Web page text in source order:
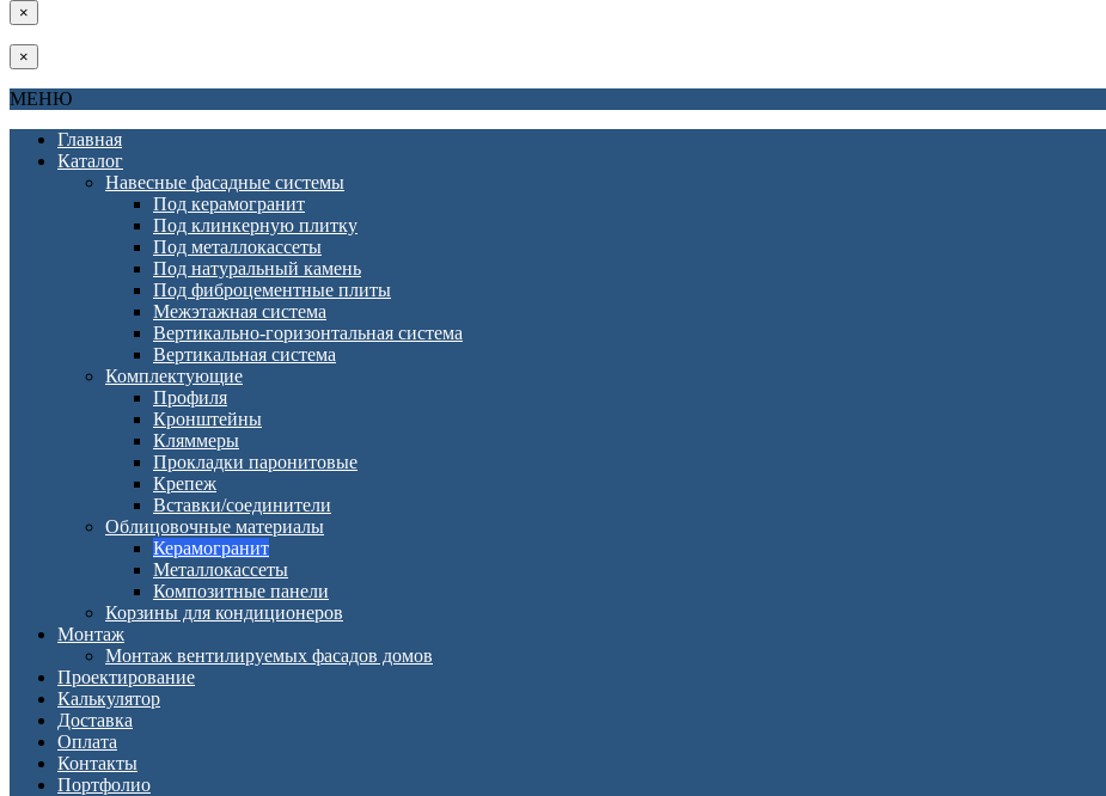
×
×
МЕНЮ
Главная
Каталог
Навесные фасадные системы
Под керамогранит
Под клинкерную плитку
Под металлокассеты
Под натуральный камень
Под фиброцементные плиты
Межэтажная система
Вертикально-горизонтальная система
Вертикальная система
Комплектующие
Профиля
Кронштейны
Кляммеры
Прокладки паронитовые
Крепеж
Вставки/соединители
Облицовочные материалы
Керамогранит
Металлокассеты
Композитные панели
Корзины для кондиционеров
Монтаж
Монтаж вентилируемых фасадов домов
Проектирование
Калькулятор
Доставка
Оплата
Контакты
Портфолио